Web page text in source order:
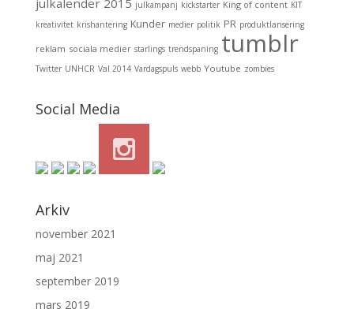
julkalender 2015 julkampanj kickstarter King of content KIT
kreativitet krishantering Kunder medier politik PR produktlansering
reklam sociala medier starlings trendspaning tumblr
Twitter UNHCR Val 2014 Vardagspuls webb Youtube zombies
Social Media
Arkiv
november 2021
maj 2021
september 2019
mars 2019